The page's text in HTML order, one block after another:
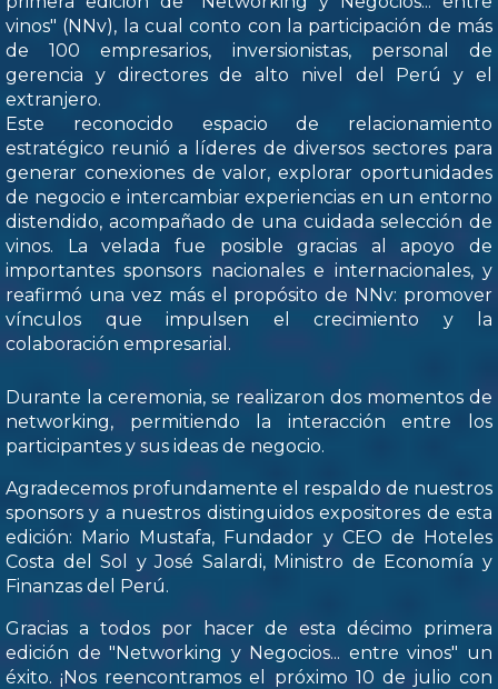
vinos" (NNv), la cual conto con la participación de más
de 100 empresarios, inversionistas, personal de
gerencia y directores de alto nivel del Perú y el
extranjero.
Este reconocido espacio de relacionamiento
estratégico reunió a líderes de diversos sectores para
generar conexiones de valor, explorar oportunidades
de negocio e intercambiar experiencias en un entorno
distendido, acompañado de una cuidada selección de
vinos. La velada fue posible gracias al apoyo de
importantes sponsors nacionales e internacionales, y
reafirmó una vez más el propósito de NNv: promover
vínculos que impulsen el crecimiento y la
colaboración empresarial.
Durante la ceremonia, se realizaron dos momentos de
networking, permitiendo la interacción entre los
participantes y sus ideas de negocio.
Agradecemos profundamente el respaldo de nuestros
sponsors y a nuestros distinguidos expositores de esta
edición: Mario Mustafa, Fundador y CEO de Hoteles
Costa del Sol y José Salardi, Ministro de Economía y
Finanzas del Perú.
Gracias a todos por hacer de esta décimo primera
edición de "Networking y Negocios... entre vinos" un
éxito. ¡Nos reencontramos el próximo 10 de julio con